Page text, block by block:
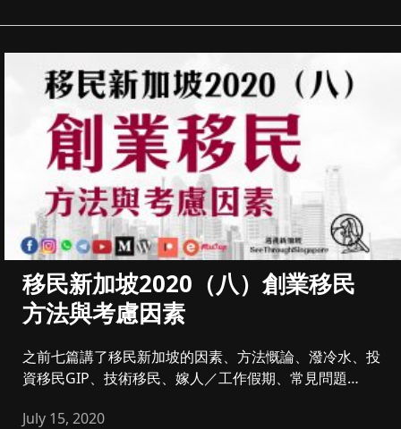
移民新加坡2020（八）創業移民
方法與考慮因素
之前七篇講了移民新加坡的因素、方法慨論、潑冷水、投
資移民GIP、技術移民、嫁人／工作假期、常見問題
July 15, 2020